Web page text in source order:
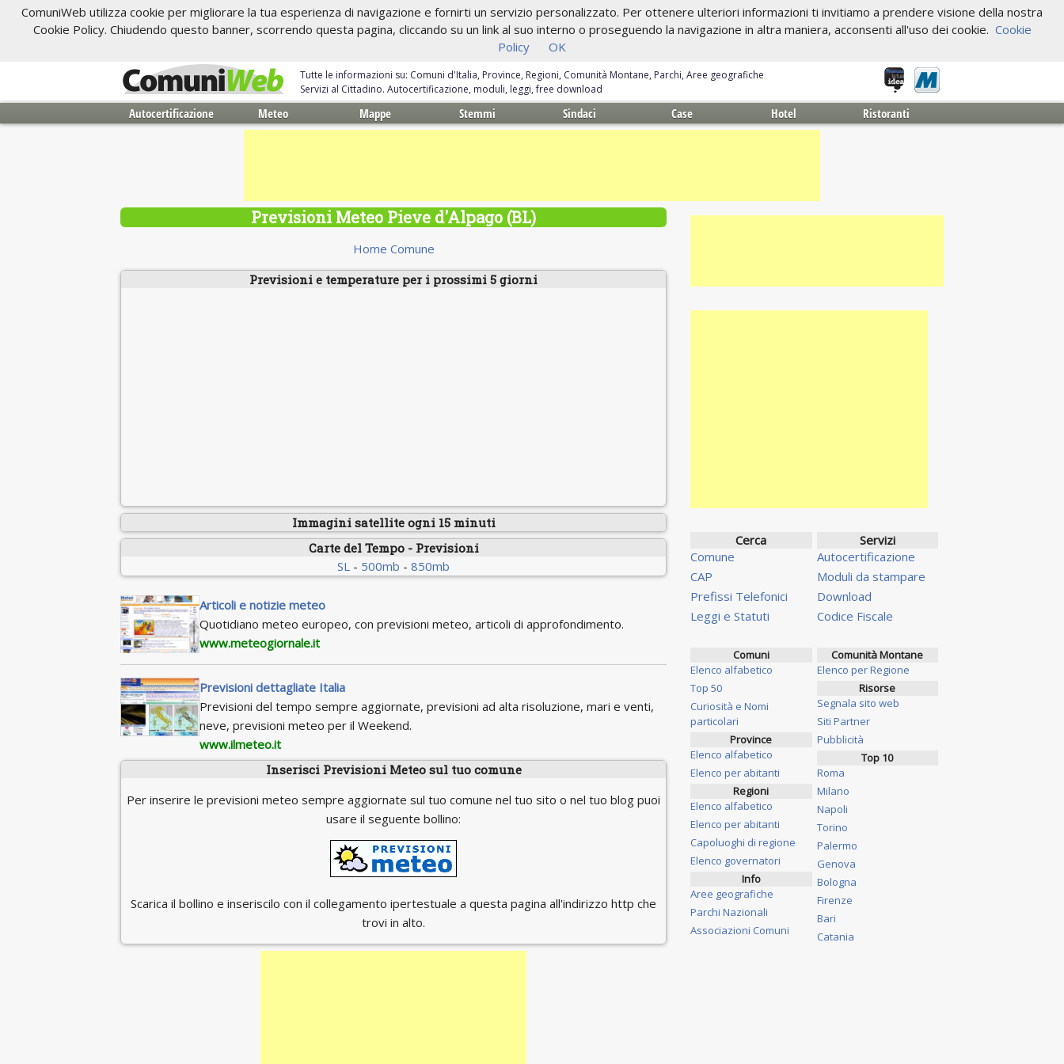
ComuniWeb utilizza cookie per migliorare la tua esperienza di navigazione e fornirti un servizio personalizzato. Per ottenere ulteriori informazioni ti invitiamo a prendere visione della nostra
Cookie Policy. Chiudendo questo banner, scorrendo questa pagina, cliccando su un link al suo interno o proseguendo la navigazione in altra maniera, acconsenti all'uso dei cookie. Cookie
Policy
OK
Tutte le informazioni su: Comuni d'Italia, Province, Regioni, Comunità Montane, Parchi, Aree geografiche
Servizi al Cittadino. Autocertificazione, moduli, leggi, free download
Autocertificazione Meteo Mappe Stemmi Sindaci Case Hotel Ristoranti
Previsioni Meteo Pieve d'Alpago (BL)
Home Comune
Previsioni e temperature per i prossimi 5 giorni
Immagini satellite ogni 15 minuti
Carte del Tempo - Previsioni
SL - 500mb - 850mb
Articoli e notizie meteo
Quotidiano meteo europeo, con previsioni meteo, articoli di approfondimento.
www.meteogiornale.it
Previsioni dettagliate Italia
Previsioni del tempo sempre aggiornate, previsioni ad alta risoluzione, mari e venti,
neve, previsioni meteo per il Weekend.
www.ilmeteo.it
Inserisci Previsioni Meteo sul tuo comune
Per inserire le previsioni meteo sempre aggiornate sul tuo comune nel tuo sito o nel tuo blog puoi
usare il seguente bollino:
Scarica il bollino e inseriscilo con il collegamento ipertestuale a questa pagina all'indirizzo http che
trovi in alto.
Cerca
Comune
CAP
Prefissi Telefonici
Leggi e Statuti
Servizi
Autocertificazione
Moduli da stampare
Download
Codice Fiscale
Comuni
Elenco alfabetico
Top 50
Curiosità e Nomi
particolari
Province
Elenco alfabetico
Elenco per abitanti
Regioni
Elenco alfabetico
Elenco per abitanti
Capoluoghi di regione
Elenco governatori
Info
Aree geografiche
Parchi Nazionali
Associazioni Comuni
Comunità Montane
Elenco per Regione
Risorse
Segnala sito web
Siti Partner
Pubblicità
Top 10
Roma
Milano
Napoli
Torino
Palermo
Genova
Bologna
Firenze
Bari
Catania